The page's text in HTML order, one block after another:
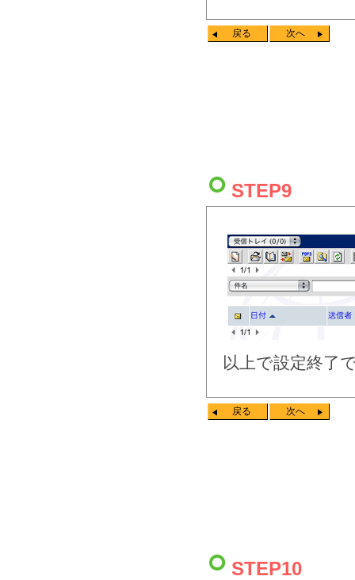
戻る 次へ
STEP9
以上で設定終了
戻る 次へ
STEP10